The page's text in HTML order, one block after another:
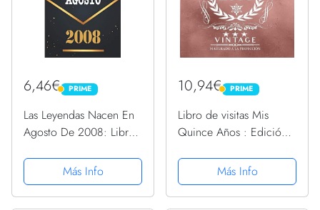
6,46€ PRIME
PRIME
Las Leyendas Nacen En
Agosto De 2008: Libro
cuaderno, 120 páginas
de felicitaciones, idea
de regalo, regalo de 12
Más Info
10,94€ PRIME
PRIME
Libro de visitas Mis
Quince Años : Edición
páginas: Quinceañera
Libro de Firmas Vintage
Oro Rosa
Más Info